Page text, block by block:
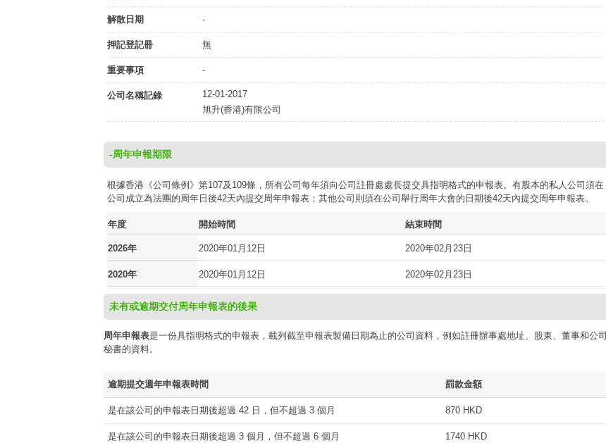
解散日期 -
押記登記冊 無
重要事項 -
公司名稱記錄
12-01-2017
旭升(香港)有限公司
-周年申報期限
根據香港《公司條例》第107及109條，所有公司每年須向公司註冊處處長提交具指明格式的申報表。有股本的私人公司須在
公司成立為法團的周年日後42天內提交周年申報表；其他公司則須在公司舉行周年大會的日期後42天內提交周年申報表。
年度 開始時間 結束時間
2026年 2020年01月12日 2020年02月23日
2020年 2020年01月12日 2020年02月23日
未有或逾期交付周年申報表的後果
周年申報表是一份具指明格式的申報表，載列截至申報表製備日期為止的公司資料，例如註冊辦事處地址、股東、董事和公司
秘書的資料。
逾期提交週年申報表時間 罰款金額
是在該公司的申報表日期後超過 42 日，但不超過 3 個月 870 HKD
是在該公司的申報表日期後超過 3 個月，但不超過 6 個月 1740 HKD